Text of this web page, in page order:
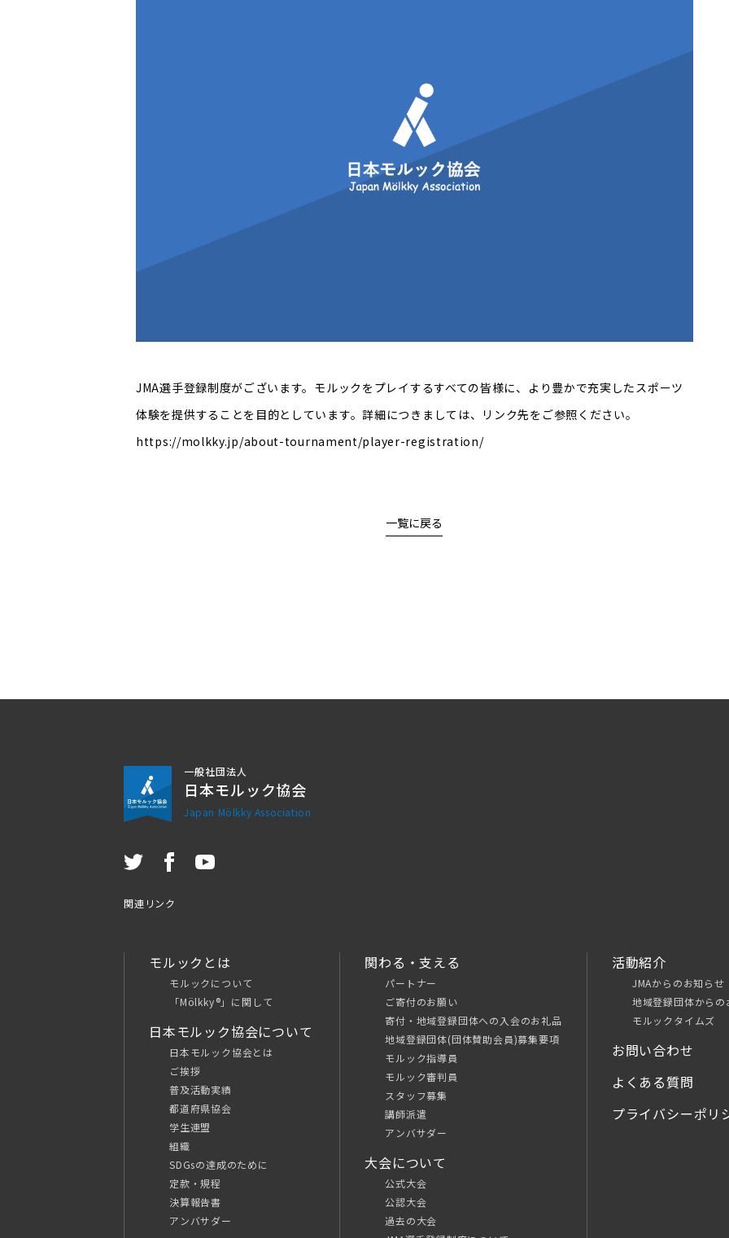
JMA選手登録制度がございます。モルックをプレイするすべての皆様に、より豊かで充実したスポーツ
体験を提供することを目的としています。詳細につきましては、リンク先をご参照ください。
https://molkky.jp/about-tournament/player-registration/
一覧に戻る
一般社団法人
日本モルック協会
Japan Mölkky Association
関連リンク
モルックとは
モルックについて
「Mölkky®」に関して
日本モルック協会について
日本モルック協会とは
ご挨拶
普及活動実績
都道府県協会
学生連盟
組織
SDGsの達成のために
定款・規程
決算報告書
アンバサダー
関わる・支える
パートナー
ご寄付のお願い
寄付・地域登録団体への入会のお礼品
地域登録団体(団体賛助会員)募集要項
モルック指導員
モルック審判員
スタッフ募集
講師派遣
アンバサダー
大会について
公式大会
公認大会
過去の大会
活動紹介
JMAからのお知らせ
地域登録団体からの
モルックタイムズ
お問い合わせ
よくある質問
プライバシーポリ